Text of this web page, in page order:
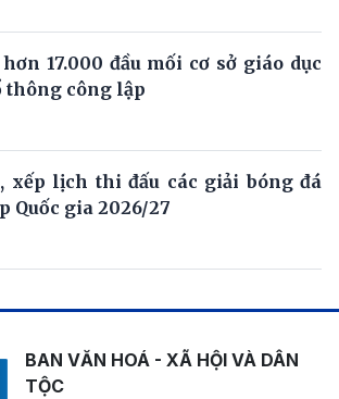
17.000 đầu mối cơ sở giáo dục
thông công lập
xếp lịch thi đấu các giải bóng đá
Quốc gia 2026/27
BAN VĂN HOÁ - XÃ HỘI VÀ DÂN
TỘC